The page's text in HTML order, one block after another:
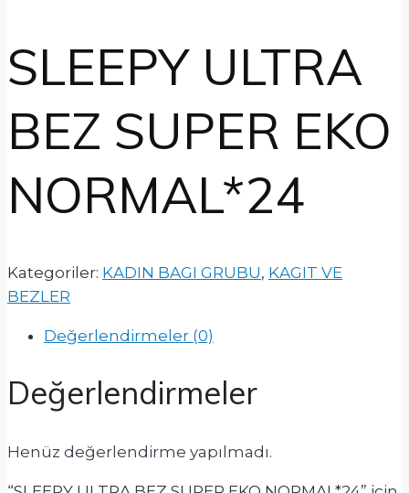
SLEEPY ULTRA
BEZ SUPER EKO
NORMAL*24
Kategoriler: KADIN BAGI GRUBU, KAGIT VE
BEZLER
Değerlendirmeler (0)
Değerlendirmeler
Henüz değerlendirme yapılmadı.